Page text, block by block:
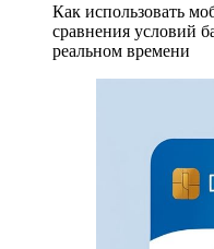
Как использовать
сравнения условий
реальном времени